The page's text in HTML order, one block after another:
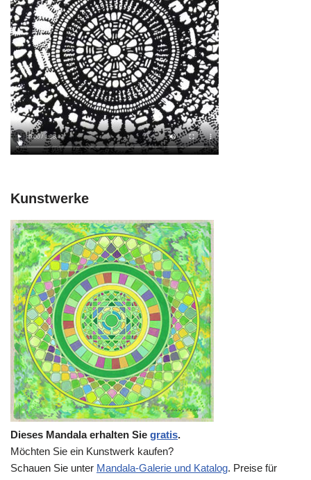
Kunstwerke
Dieses Mandala erhalten Sie gratis.
Möchten Sie ein Kunstwerk kaufen?
Schauen Sie unter Mandala-Galerie und Katalog. Preise für